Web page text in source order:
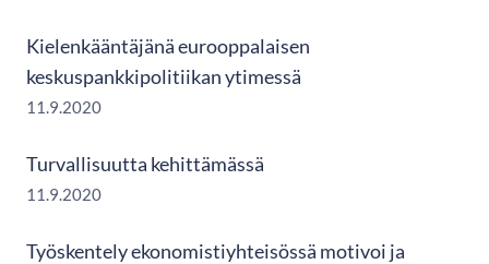
Kielenkääntäjänä eurooppalaisen
keskuspankkipolitiikan ytimessä
11.9.2020
Turvallisuutta kehittämässä
11.9.2020
Työskentely ekonomistiyhteisössä motivoi ja